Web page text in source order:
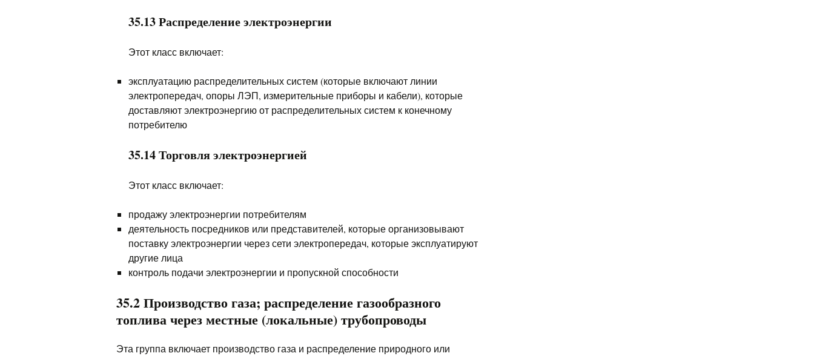
35.13 Распределение электроэнергии
Этот класс включает:
эксплуатацию распределительных систем (которые включают линии
электропередач, опоры ЛЭП, измерительные приборы и кабели), которые
доставляют электроэнергию от распределительных систем к конечному
потребителю
35.14 Торговля электроэнергией
Этот класс включает:
продажу электроэнергии потребителям
деятельность посредников или представителей, которые организовывают
поставку электроэнергии через сети электропередач, которые эксплуатируют
другие лица
контроль подачи электроэнергии и пропускной способности
35.2 Производство газа; распределение газообразного
топлива через местные (локальные) трубопроводы
Эта группа включает производство газа и распределение природного или